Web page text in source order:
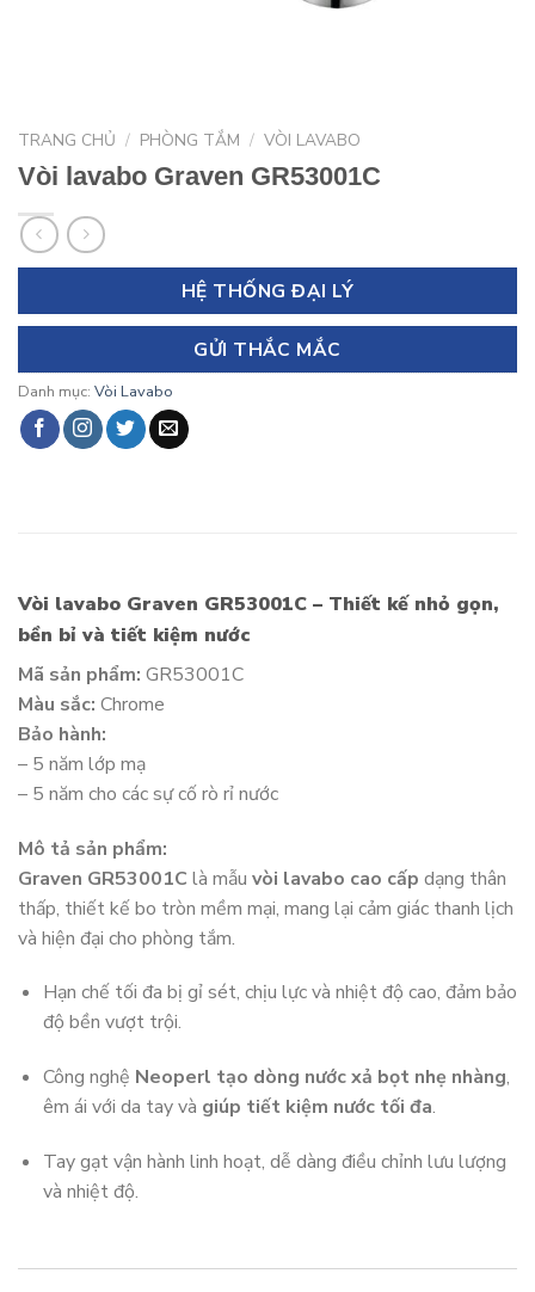
TRANG CHỦ / PHÒNG TẮM / VÒI LAVABO
Vòi lavabo Graven GR53001C
HỆ THỐNG ĐẠI LÝ
GỬI THẮC MẮC
Danh mục: Vòi Lavabo
Vòi lavabo Graven GR53001C – Thiết kế nhỏ gọn,
bền bỉ và tiết kiệm nước
Mã sản phẩm: GR53001C
Màu sắc: Chrome
Bảo hành:
– 5 năm lớp mạ
– 5 năm cho các sự cố rò rỉ nước
Mô tả sản phẩm:
Graven GR53001C là mẫu vòi lavabo cao cấp dạng thân
thấp, thiết kế bo tròn mềm mại, mang lại cảm giác thanh lịch
và hiện đại cho phòng tắm.
Hạn chế tối đa bị gỉ sét, chịu lực và nhiệt độ cao, đảm bảo
độ bền vượt trội.
Công nghệ Neoperl tạo dòng nước xả bọt nhẹ nhàng,
êm ái với da tay và giúp tiết kiệm nước tối đa.
Tay gạt vận hành linh hoạt, dễ dàng điều chỉnh lưu lượng
và nhiệt độ.